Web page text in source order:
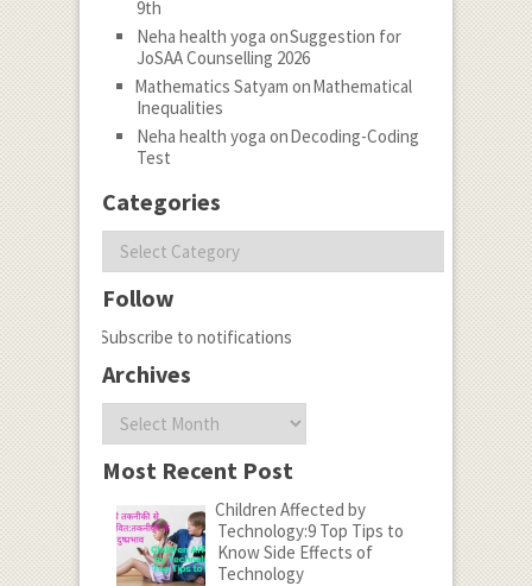
9th
Neha health yoga onSuggestion for
JoSAA Counselling 2026
Mathematics Satyam onMathematical
Inequalities
Neha health yoga onDecoding-Coding
Test
Categories
Follow
Subscribe to notifications
Archives
Most Recent Post
Children Affected by
Technology:9 Top Tips to
Know Side Effects of
Technology